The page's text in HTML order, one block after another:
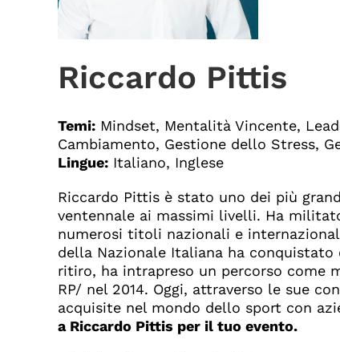
Riccardo Pittis
Temi:Mindset, Mentalità Vincente,
Cambiamento, Gestione dello Stress,
Lingue:Italiano, Inglese
Riccardo Pittis è stato uno dei più
ventennale ai massimi livelli. Ha
numerosi titoli nazionali e
della Nazionale Italiana ha conquistato
ritiro, ha intrapreso un percorso come
RP/ nel 2014. Oggi, attraverso le sue
acquisite nel mondo dello sport con
a Riccardo Pittis per il tuo evento.